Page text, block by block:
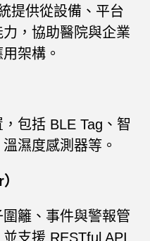
提供從設備、平台
，協助醫院與企業
架構。
包括 BLE Tag、智
濕度感測器等。
籬、事件與警報管
支援 RESTful API